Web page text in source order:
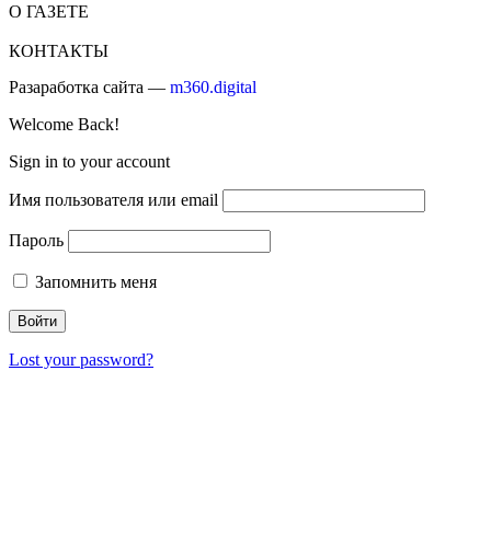
О ГАЗЕТЕ
КОНТАКТЫ
Разаработка сайта — m360.digital
Welcome Back!
Sign in to your account
Имя пользователя или email
Пароль
Запомнить меня
Lost your password?